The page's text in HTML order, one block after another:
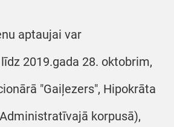
aptaujai var
2019.gada 28. oktobrim,
"Gaiļezers", Hipokrāta
korpusā),